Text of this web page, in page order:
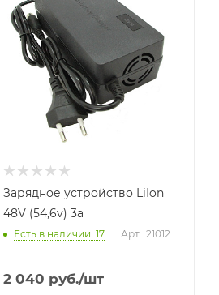
Зарядное устройство LiIon
48V (54,6v) 3a
Есть в наличии: 17 Арт.: 21012
2 040 руб./шт